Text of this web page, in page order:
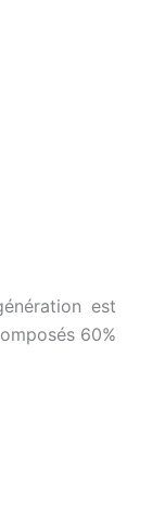
est
60%